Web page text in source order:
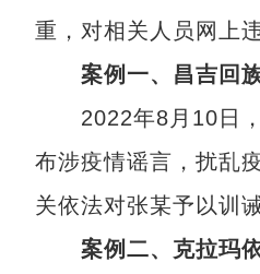
重，对相关人员网上
案例一、昌吉回族
2022年8月10日，
布涉疫情谣言，扰乱
关依法对张某予以训
案例二、克拉玛依